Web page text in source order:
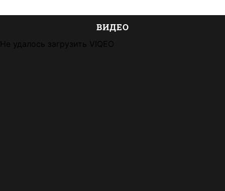
ВИДЕО
Не удалось загрузить VIQEO